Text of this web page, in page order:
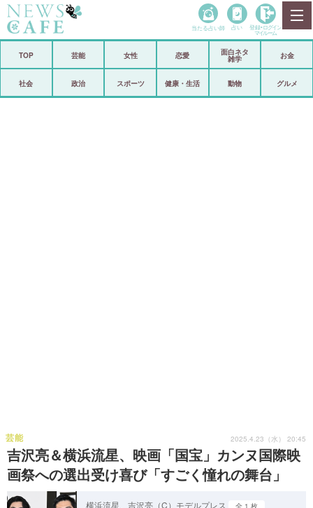
政治
当たる占い師 占い 登録• ログイン
マイルーム
TOP 芸能 女性 恋愛
面白ネタ
雑学
お金
社会 政治 スポーツ 健康・生活 動物 グルメ
吉沢亮＆横浜流星、映画「国宝」カンヌ国際映
画祭への選出受け喜び「すごく憧れの舞台」
芸能 2025.4.23（水） 20:45
横浜流星、吉沢亮（C）モデルプレス 全 1 枚